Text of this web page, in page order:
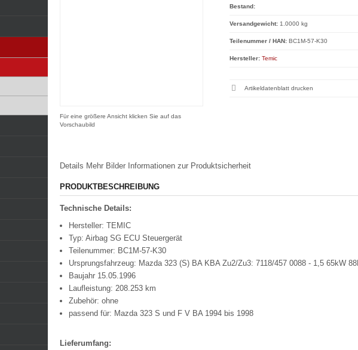
Für eine größere Ansicht klicken Sie auf das
Vorschaubild
Bestand:
Versandgewicht:1.0000 kg
Teilenummer / HAN:BC1M-57-K30
Hersteller: Temic
Artikeldatenblatt drucken
Details Mehr Bilder Informationen zur Produktsicherheit
PRODUKTBESCHREIBUNG
Technische Details:
Hersteller: TEMIC
Typ: Airbag SG ECU Steuergerät
Teilenummer: BC1M-57-K30
Ursprungsfahrzeug: Mazda 323 (S) BA KBA Zu2/Zu3: 7118/457 0088 - 1,5 65kW
Baujahr 15.05.1996
Laufleistung: 208.253 km
Zubehör: ohne
passend für: Mazda 323 S und F V BA 1994 bis 1998
Lieferumfang: